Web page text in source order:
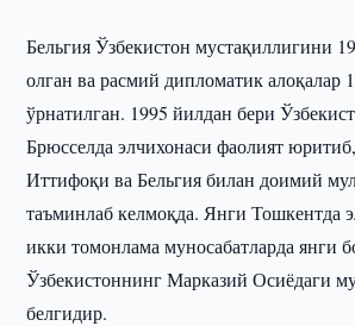
Бельгия Ўзбекистон мустақиллигини
олган ва расмий дипломатик алоқалар
ўрнатилган. 1995 йилдан бери
Брюсселда элчихонаси фаолият
Иттифоқи ва Бельгия билан доимий
таъминлаб келмоқда. Янги Тошкентда
икки томонлама муносабатларда янги
Ўзбекистоннинг Марказий Осиёдаги
белгидир.